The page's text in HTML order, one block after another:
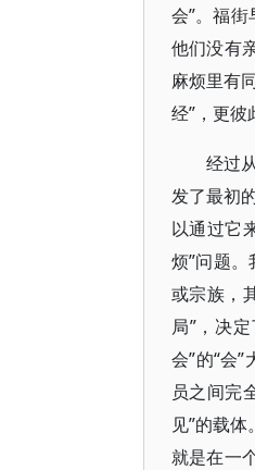
会”。福
他们没有
麻烦里有
经”，更彼
经过
发了最初
以通过它
烦”问题
或宗族，
局”，决
会”的“会
员之间完
见”的载
就是在一